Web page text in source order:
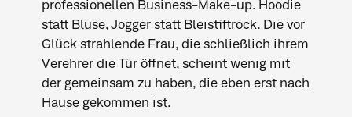
professionellen Business-Make-up. Hoodie
statt Bluse, Jogger statt Bleistiftrock. Die vor
Glück strahlende Frau, die schließlich ihrem
Verehrer die Tür öffnet, scheint wenig mit
der gemeinsam zu haben, die eben erst nach
Hause gekommen ist.